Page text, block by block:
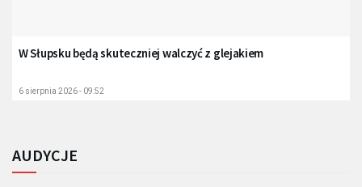
W Słupsku będą skuteczniej walczyć z glejakiem
6 sierpnia 2026 - 09:52
AUDYCJE